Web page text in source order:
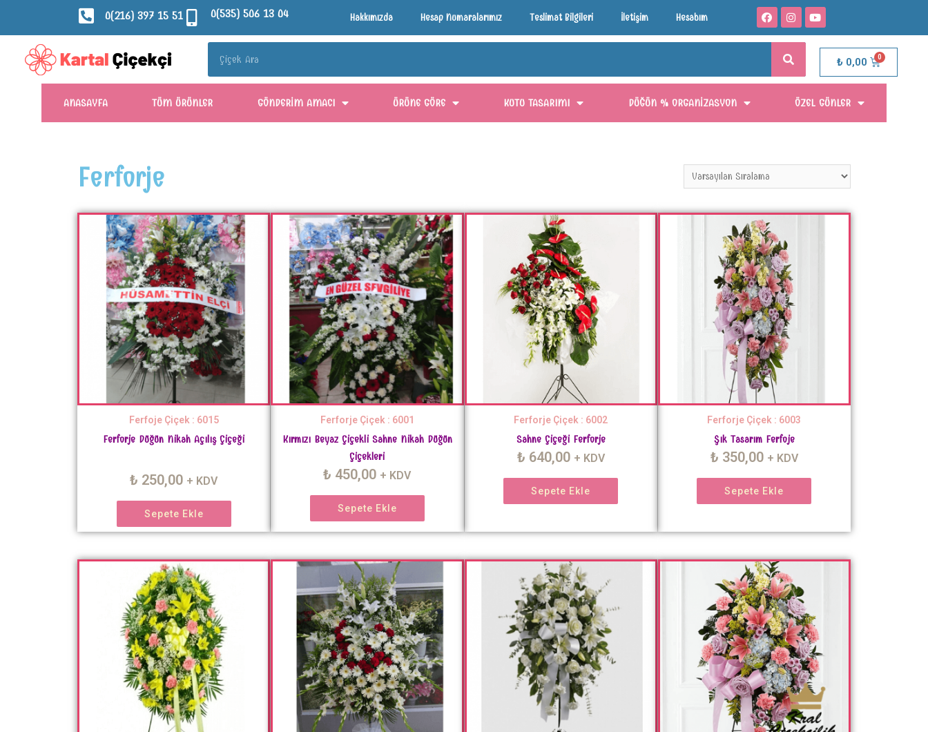
0(216) 397 15 51 0(535) 506 13 04 Hakkımızda Hesap Numaralarımız Teslimat Bilgileri İletişim Hesabım
₺0,00
ANASAYFA TÜM ÜRÜNLER GÖNDERIM AMACI ÜRÜNE GÖRE KUTU TASARIMI DÜĞÜN % ORGANIZASYON ÖZEL GÜNLER
Ferforje
Ferfoje Çiçek : 6015
Ferforje Düğün Nikah Açılış Çiçeği
₺ 250,00 + KDV
Sepete Ekle
Ferforje Çiçek : 6001
Kırmızı Beyaz Çiçekli Sahne Nikah Düğün
Çiçekleri
₺ 450,00 + KDV
Sepete Ekle
Ferforje Çiçek : 6002
Sahne Çiçeği Ferforje
₺ 640,00 + KDV
Sepete Ekle
Ferforje Çiçek : 6003
Şık Tasarım Ferfoje
₺ 350,00 + KDV
Sepete Ekle